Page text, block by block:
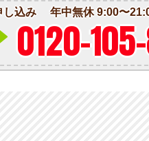
し込み 年中無休 9:00〜
0120-